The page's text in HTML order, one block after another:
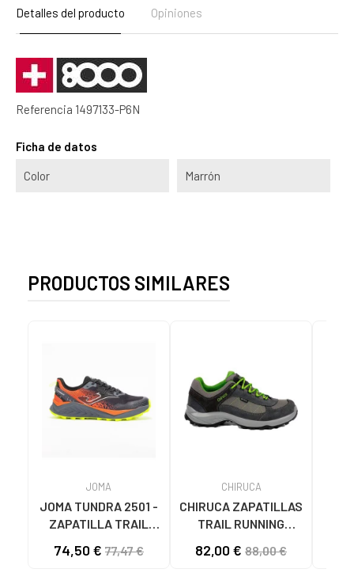
Detalles del producto Opiniones
Referencia 1497133-P6N
Ficha de datos
Color Marrón
PRODUCTOS SIMILARES
JOMA
JOMA TUNDRA 2501 -
ZAPATILLA TRAIL
NEGRO NARANJA
74,50 € 77,47 €
CHIRUCA
CHIRUCA ZAPATILLAS
TRAIL RUNNING
GORE-TEX HOMBRE
82,00 € 88,00 €